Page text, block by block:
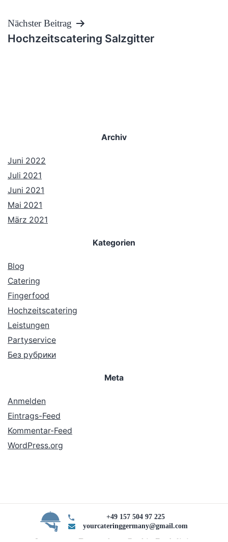
Nächster Beitrag
Hochzeitscatering Salzgitter
Archiv
Juni 2022
Juli 2021
Juni 2021
Mai 2021
März 2021
Kategorien
Blog
Catering
Fingerfood
Hochzeitscatering
Leistungen
Partyservice
Без рубрики
Meta
Anmelden
Eintrags-Feed
Kommentar-Feed
WordPress.org
+49 157 504 97 225
yourcateringgermany@gmail.com